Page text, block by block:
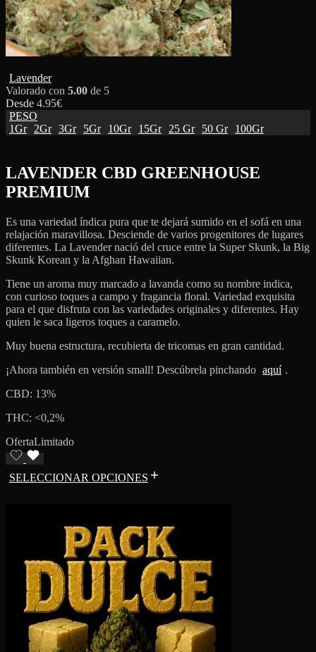
Lavender
Valorado con 5.00 de 5
Desde 4.95€
PESO
1Gr
2Gr 3Gr 5Gr 10Gr 15Gr 25 Gr 50 Gr 100Gr
LAVENDER CBD GREENHOUSE
PREMIUM
Es una variedad índica pura que te dejará sumido en el sofá en una
relajación maravillosa. Desciende de varios progenitores de lugares
diferentes. La Lavender nació del cruce entre la Super Skunk, la Big
Skunk Korean y la Afghan Hawaiian.
Tiene un aroma muy marcado a lavanda como su nombre indica,
con curioso toques a campo y fragancia floral. Variedad exquisita
para el que disfruta con las variedades originales y diferentes. Hay
quien le saca ligeros toques a caramelo.
Muy buena estructura, recubierta de tricomas en gran cantidad.
¡Ahora también en versión small! Descúbrela pinchando aquí .
CBD: 13%
THC: <0,2%
OfertaLimitado
SELECCIONAR OPCIONES